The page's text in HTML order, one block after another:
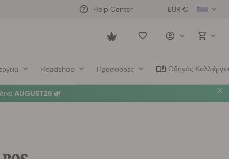
EUR €
Help Center
Saved
Headshop Προσφορές Οδηγός
AUGUST26 🌿